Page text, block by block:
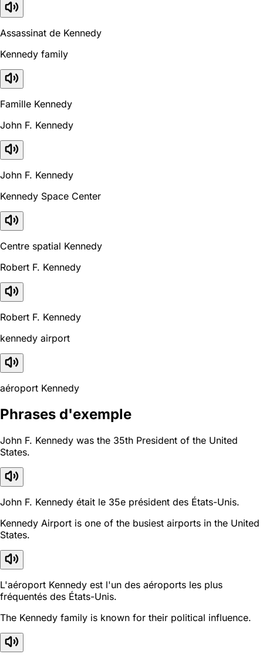
Assassinat de Kennedy
Kennedy family
Famille Kennedy
John F. Kennedy
John F. Kennedy
Kennedy Space Center
Centre spatial Kennedy
Robert F. Kennedy
Robert F. Kennedy
kennedy airport
aéroport Kennedy
Phrases d'exemple
John F. Kennedy was the 35th President of the United
States.
John F. Kennedy était le 35e président des États-Unis.
Kennedy Airport is one of the busiest airports in the United
States.
L'aéroport Kennedy est l'un des aéroports les plus
fréquentés des États-Unis.
The Kennedy family is known for their political influence.